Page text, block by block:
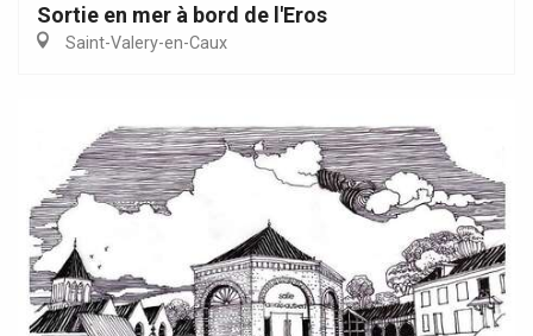
Sortie en mer à bord de l'Eros
Saint-Valery-en-Caux